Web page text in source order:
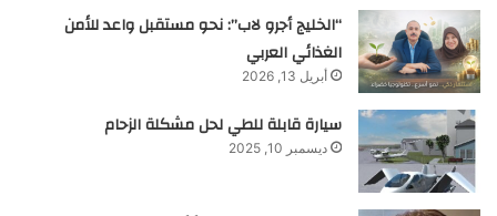
“الخليج أجرو لاب”: نحو مستقبل واعد للأمن
الغذائي العربي
أبريل 13, 2026
سيارة قابلة للطي لحل مشكلة الزحام
ديسمبر 10, 2025